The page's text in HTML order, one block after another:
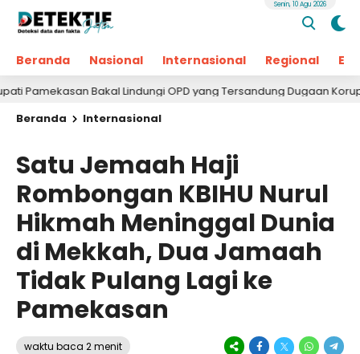
Beranda Nasional Internasional Regional
Senin, 10 Agu 2026
Bakal Lindungi OPD yang Tersandung Dugaan Korupsi
Beranda Internasional
Satu Jemaah Haji
Rombongan KBIHU Nurul
Hikmah Meninggal Dunia
di Mekkah, Dua Jamaah
Tidak Pulang Lagi ke
Pamekasan
waktu baca 2 menit